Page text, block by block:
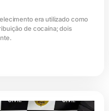
era utilizado como
de cocaína; dois